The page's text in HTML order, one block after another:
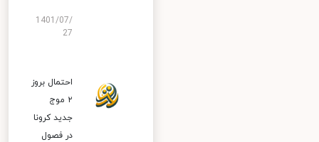
1401/07/
27
احتمال بروز
۲ موج
جدید کرونا
در فصول